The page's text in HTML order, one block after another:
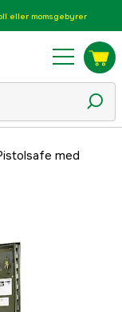
eller momsgebyrer
med